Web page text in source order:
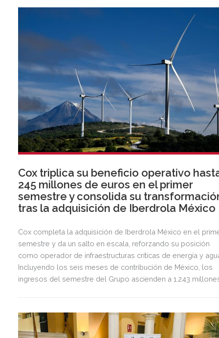
Cox triplica su beneficio operativo
245 millones de euros en el primer
semestre y consolida su
tras la adquisición de Iberdrola México
Cox completa la adquisición de Iberdrola México en el
semestre y da un salto en escala, reforzando su posición
como operador de infraestructuras críticas de energía y
Incluyendo los seis meses de contribución de México, los
ingresos del semestre del Grupo ascienden a 1.243